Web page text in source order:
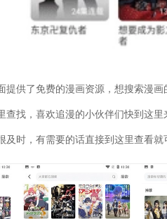
提供了免费的漫画资源，想搜索漫
查找，喜欢追漫的小伙伴们快到这里
及时，有需要的话直接到这里查看就